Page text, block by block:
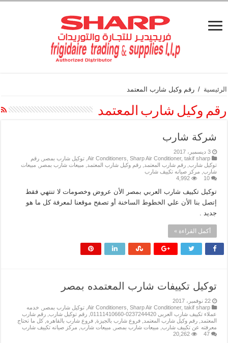
الرئيسية / رقم وكيل شارب المعتمد
رقم وكيل شارب المعتمد
شركة شارب
3 ديسمبر، 2017
Air Conditioners ,Sharp Air Conditioner,takif sharp
, توكيل شارب بمصر
رقم
توكيل شارب, رقم شارب المعتمد رقم وكيل شارب المعتمد مبيعات شارب بمصر
مبيعات
شارب, مركز صيانه تكييف شارب
10
4,992
توكيل تكييف شارب العربي بمصر الأن عروض وخصومات لا تنتهي فقط
إتصل بنا الأن علي الخطوط الساخنة أو تصفح موقعنا لمعرفة كل ما هو
جديد .
أكمل القراءة »
توكيل تكييفات شارب المعتمده بمصر
22 نوفمبر، 2017
Air Conditioners ,Sharp Air Conditioner,takif sharp
, توكيل شارب بمصر
خدمه
عملاء تكييف شارب العربى 0237244420-01111410660
, رقم توكيل شارب, رقم شارب
المعتمد
رقم وكيل شارب المعتمد فروع شارب بالجيزة, فروع شارب بالقاهره, كل ما تحتاج
معرفته عن تكييف شارب, مبيعات شارب بمصر مبيعات شارب, مركز صيانه تكييف شارب
47
20,262